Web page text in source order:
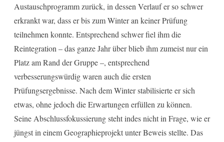
Austauschprogramm zurück, in dessen Verlauf er so schwer
erkrankt war, dass er bis zum Winter an keiner Prüfung
teilnehmen konnte. Entsprechend schwer fiel ihm die
Reintegration – das ganze Jahr über blieb ihm zumeist nur ein
Platz am Rand der Gruppe –, entsprechend
verbesserungswürdig waren auch die ersten
Prüfungsergebnisse. Nach dem Winter stabilisierte er sich
etwas, ohne jedoch die Erwartungen erfüllen zu können.
Seine Abschlussfokussierung steht indes nicht in Frage, wie er
jüngst in einem Geographieprojekt unter Beweis stellte. Das